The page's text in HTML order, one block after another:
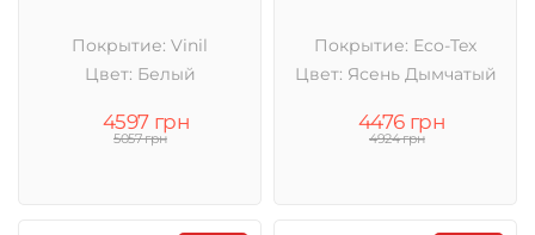
Покрытие: Vinil
Цвет: Белый
4597 грн
5057 грн
Покрытие: Eco-Tex
Цвет: Ясень Дымчатый
4476 грн
4924 грн